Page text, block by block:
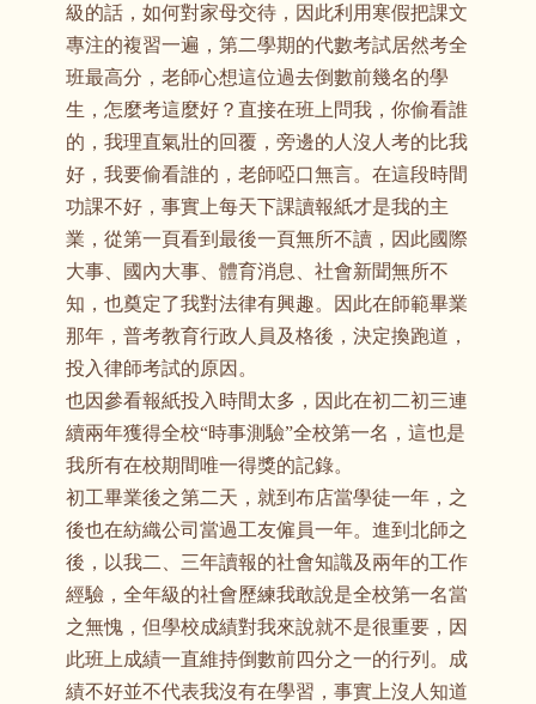
級的話，如何對家母交待，因此利用寒假把課文
專注的複習一遍，第二學期的代數考試居然考全
班最高分，老師心想這位過去倒數前幾名的學
生，怎麼考這麼好？直接在班上問我，你偷看誰
的，我理直氣壯的回覆，旁邊的人沒人考的比我
好，我要偷看誰的，老師啞口無言。在這段時間
功課不好，事實上每天下課讀報紙才是我的主
業，從第一頁看到最後一頁無所不讀，因此國際
大事、國內大事、體育消息、社會新聞無所不
知，也奠定了我對法律有興趣。因此在師範畢業
那年，普考教育行政人員及格後，決定換跑道，
投入律師考試的原因。
也因參看報紙投入時間太多，因此在初二初三連
續兩年獲得全校“時事測驗”全校第一名，這也是
我所有在校期間唯一得獎的記錄。
初工畢業後之第二天，就到布店當學徒一年，之
後也在紡織公司當過工友僱員一年。進到北師之
後，以我二、三年讀報的社會知識及兩年的工作
經驗，全年級的社會歷練我敢說是全校第一名當
之無愧，但學校成績對我來說就不是很重要，因
此班上成績一直維持倒數前四分之一的行列。成
績不好並不代表我沒有在學習，事實上沒人知道